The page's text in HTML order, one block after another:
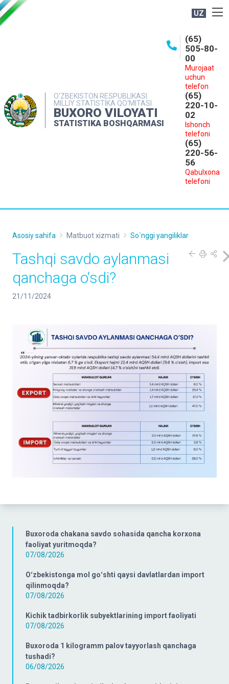
UZ
O‘ZBEKISTON RESPUBLIKASI
MILLIY STATISTIKA QO‘MITASI
BUXORO VILOYATI
STATISTIKA BOSHQARMASI
(65)
505-80-
00
Murojaat
uchun
telefon
(65)
220-10-
02
Ishonch
telefoni
(65)
220-56-
56
Qabulxona
telefoni
MATBUOT XIZMATI
MUROJAATLAR
Buxoroda chakana savdo sohasida qancha korxona
faoliyat yuritmoqda?
07/08/2026
Oʻzbekistonga mol goʻshti qaysi davlatlardan import
qilinmoqda?
07/08/2026
Kichik tadbirkorlik subyektlarining import faoliyati
07/08/2026
Buxoroda 1 kilogramm palov tayyorlash qanchaga
tushadi?
06/08/2026
Asosiy sahifa Matbuot xizmati So`nggi yangiliklar
Tashqi savdo aylanmasi
qanchaga o‘sdi?
21/11/2024